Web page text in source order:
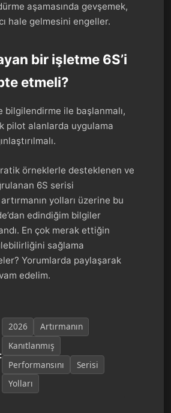
aşamasında gevşemek,
hale gelmesini engeller.
bir işletme 6S’i
etmeli?
bilgilendirme ile başlanmalı,
pilot alanlarda uygulama
örneklerle desteklenen ve
6S serisi
yolları üzerine bu
edindiğim bilgiler
En çok merak ettiğin
sağlama
Yorumlarda paylaşarak
edelim.
2026
Artırmanın
Kanıtlanmış
Performansını
Serisi
Yolları